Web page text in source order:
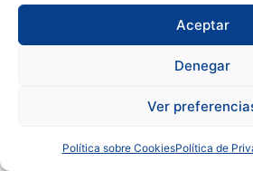
Aceptar
Denegar
Ver
Política sobre CookiesPolítica de
Política de Cookies
Declaración de